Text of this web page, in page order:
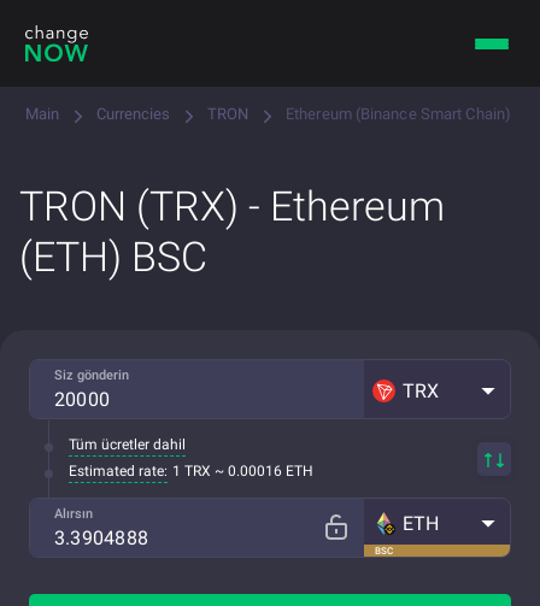
Main Currencies TRON Ethereum (Binance Smart Chain)
TRON (TRX) - Ethereum
(ETH) BSC
Siz gönderin
TRX
Tüm ücretler dahil
Estimated rate: 1 TRX ~ 0.00016 ETH
Alırsın
BSC
ETH